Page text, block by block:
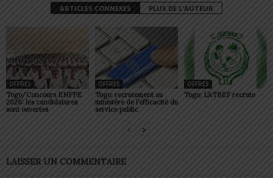
ARTICLES CONNEXES PLUS DE L'AUTEUR
OFFRES
Togo/Concours ENFPE
2026: les candidatures
sont ouvertes
OFFRES
Togo: recrutement au
ministère de l’efficacité du
service public
OFFRES
Togo: L’ATBEF recrute
LAISSER UN COMMENTAIRE